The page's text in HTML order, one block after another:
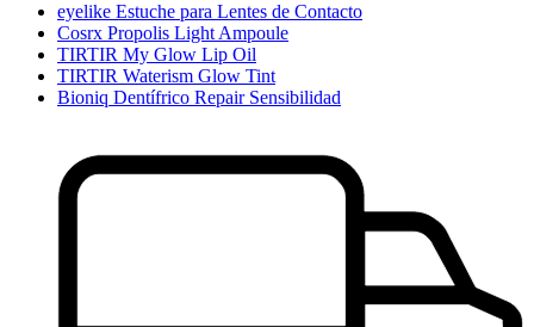
eyelike Estuche para Lentes de Contacto
Cosrx Propolis Light Ampoule
TIRTIR My Glow Lip Oil
TIRTIR Waterism Glow Tint
Bioniq Dentífrico Repair Sensibilidad